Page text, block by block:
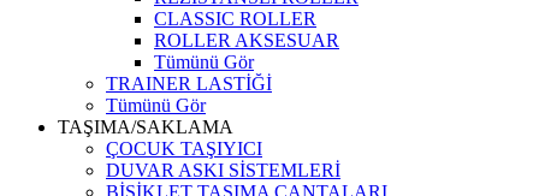
CLASSIC ROLLER
ROLLER AKSESUAR
Tümünü Gör
TRAINER LASTİĞİ
Tümünü Gör
TAŞIMA/SAKLAMA
ÇOCUK TAŞIYICI
DUVAR ASKI SİSTEMLERİ
BİSİKLET TAŞIMA ÇANTALARI